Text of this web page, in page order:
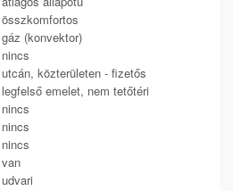
összkomfortos
gáz (konvektor)
nincs
utcán, közterületen - fizetős
legfelső emelet, nem tetőtéri
nincs
nincs
nincs
van
udvari